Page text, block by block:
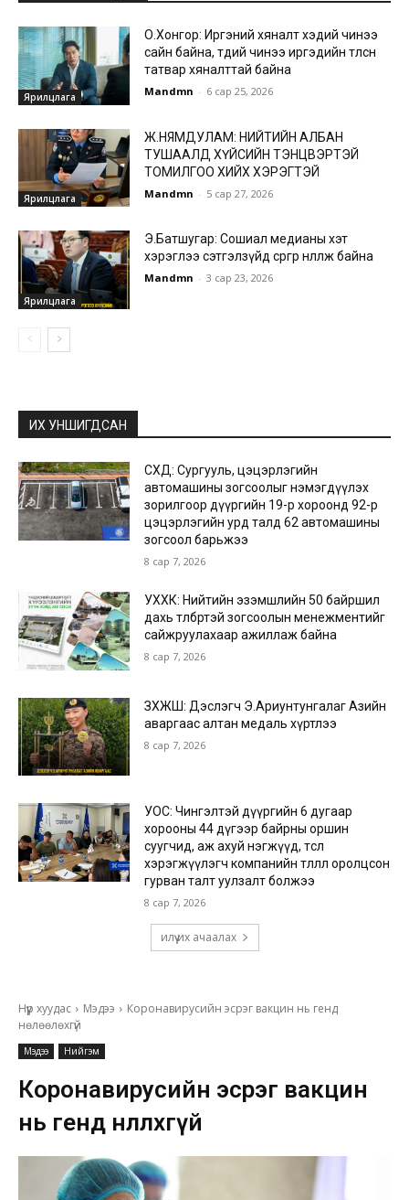
Ярилцлага
О.Хонгор: Иргэний хяналт хэдий чинээ
сайн байна, төдий чинээ иргэдийн төлсөн
татвар хяналттай байна
Mandmn - 6 сар 25, 2026
Ярилцлага
Ж.НЯМДУЛАМ: НИЙТИЙН АЛБАН
ТУШААЛД ХҮЙСИЙН ТЭНЦВЭРТЭЙ
ТОМИЛГОО ХИЙХ ХЭРЭГТЭЙ
Mandmn - 5 сар 27, 2026
Ярилцлага
Э.Батшугар: Сошиал медианы хэт
хэрэглээ сэтгэлзүйд сөргөөр нөлөөлж байна
Mandmn - 3 сар 23, 2026
ИХ УНШИГДСАН
СХД: Сургууль, цэцэрлэгийн
автомашины зогсоолыг нэмэгдүүлэх
зорилгоор дүүргийн 19-р хороонд 92-р
цэцэрлэгийн урд талд 62 автомашины
зогсоол барьжээ
8 сар 7, 2026
УХХК: Нийтийн эзэмшлийн 50 байршил
дахь төлбөртэй зогсоолын менежментийг
сайжруулахаар ажиллаж байна
8 сар 7, 2026
ЗХЖШ: Дэслэгч Э.Ариунтунгалаг Азийн
аваргаас алтан медаль хүртлээ
8 сар 7, 2026
УОС: Чингэлтэй дүүргийн 6 дугаар
хорооны 44 дүгээр байрны оршин
суугчид, аж ахуй нэгжүүд, төсөл
хэрэгжүүлэгч компанийн төлөөлөл оролцсон
гурван талт уулзалт болжээ
8 сар 7, 2026
илүү их ачаалах